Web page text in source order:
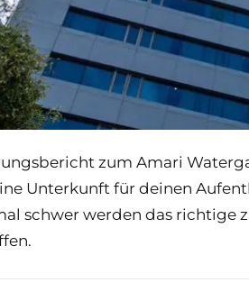
zum Amari
Unterkunft für deinen
schwer werden das